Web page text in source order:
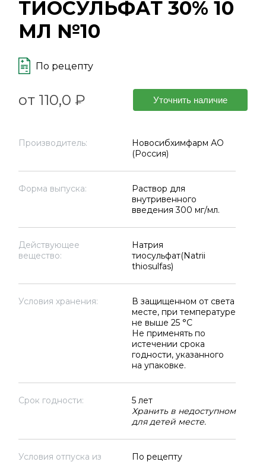
ТИОСУЛЬФАТ 30% 10
МЛ №10
По рецепту
от 110,0 ₽ Уточнить наличие
Производитель:
Новосибхимфарм АО
(Россия)
Форма выпуска:
Раствор для
внутривенного
введения 300 мг/мл.
Действующее
вещество:
Натрия
тиосульфат(Natrii
thiosulfas)
Условия хранения:
В защищенном от света
месте, при температуре
не выше 25 °C
Не применять по
истечении срока
годности, указанного
на упаковке.
Срок годности:
5 лет
Хранить в недоступном
для детей месте.
Условия отпуска из
По рецепту